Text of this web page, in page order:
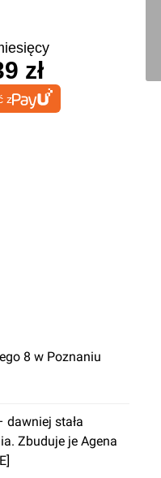
zł
z
8 w Poznaniu
dawniej stała
Zbuduje je Agena